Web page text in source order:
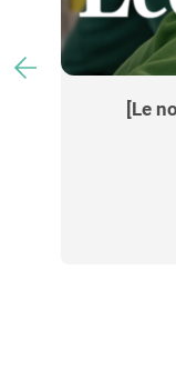
[Le